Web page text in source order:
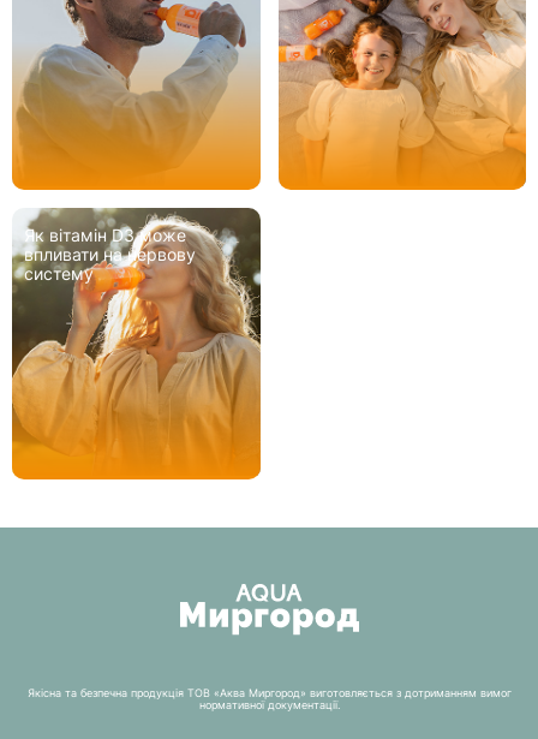
Як вітамін D3 може
впливати на нервову
систему
Якісна та безпечна продукція ТОВ «Аква Миргород» виготовляється з дотриманням вимог
нормативної документації.